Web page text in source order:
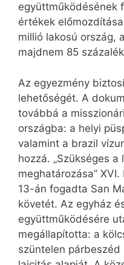
együttműködésének
értékek
millió lakosú ország,
majdnem 85
Az egyezmény
lehetőségét. A
továbbá a
országba: a helyi
valamint a brazil
hozzá. „Szükséges
meghatározása”
13-án fogadta San
követét. Az egyház
együttműködésére
megállapította: a
szüntelen párbeszéd